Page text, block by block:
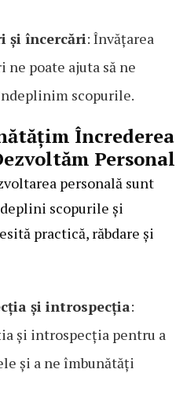
și încercări: Învățarea
poate ajuta să ne
scopurile.
Încrederea
Personal
personală sunt
scopurile și
practică, răbdare și
și introspecția:
și introspecția pentru a
și a ne îmbunătăți